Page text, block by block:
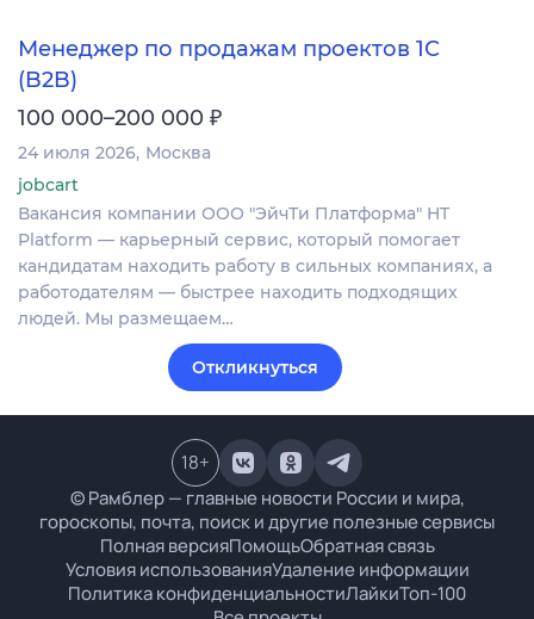
Менеджер по продажам проектов 1С
(B2B)
100 000–200 000 ₽
24 июля 2026 Москва
jobcart
Вакансия компании ООО "ЭйчТи Платформа" HT
Platform — карьерный сервис, который помогает
кандидатам находить работу в сильных компаниях, а
работодателям — быстрее находить подходящих
людей. Мы размещаем…
Откликнуться
© Рамблер — главные новости России и мира,
гороскопы, почта, поиск и другие полезные сервисы
Полная версияПомощьОбратная связь
Условия использованияУдаление информации
Политика конфиденциальностиЛайкиТоп-100
18+